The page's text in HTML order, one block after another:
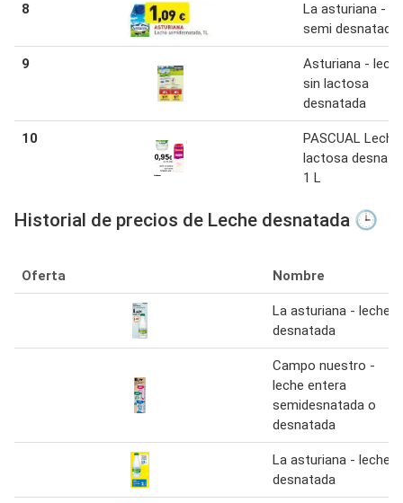
8
La asturiana -
semi desnatada
9
Asturiana -
sin lactosa
desnatada
10
PASCUAL
lactosa
1 L
Historial de precios de Leche desnatada 🕒
Oferta Nombre
La asturiana - leche
desnatada
Campo nuestro -
leche entera
semidesnatada o
desnatada
La asturiana - leche
desnatada